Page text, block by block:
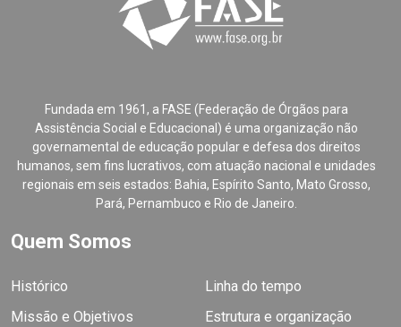
Fundada em 1961, a FASE (Federação de Órgãos para
Assistência Social e Educacional) é uma organização não
governamental de educação popular e defesa dos direitos
humanos, sem fins lucrativos, com atuação nacional e unidades
regionais em seis estados: Bahia, Espírito Santo, Mato Grosso,
Pará, Pernambuco e Rio de Janeiro.
Quem Somos
Histórico
Linha do tempo
Missão e Objetivos
Estrutura e organização